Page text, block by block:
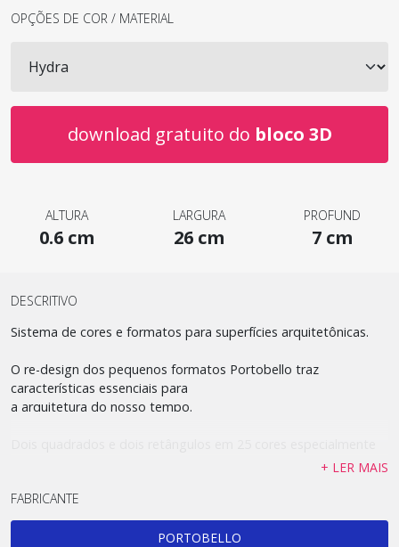
OPÇÕES DE COR / MATERIAL
download gratuito do bloco 3D
ALTURA
0.6 cm
LARGURA
26 cm
PROFUND
7 cm
DESCRITIVO
Sistema de cores e formatos para superfícies arquitetônicas.
O re-design dos pequenos formatos Portobello traz
características essenciais para
a arquitetura do nosso tempo.
desenvolvidas para grandes planos como fachadas, painéis
Para potencializar as cores, as bordas ficaram mais retas,
minimizando as sombras causadas pela borda bold. O
+ LER MAIS
FABRICANTE
PORTOBELLO